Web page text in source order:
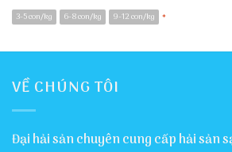
3-5 con/kg 6-8 con/kg 9-12 con/kg *
VỀ CHÚNG TÔI
Đại hải sản chuyên cung cấp hải sản